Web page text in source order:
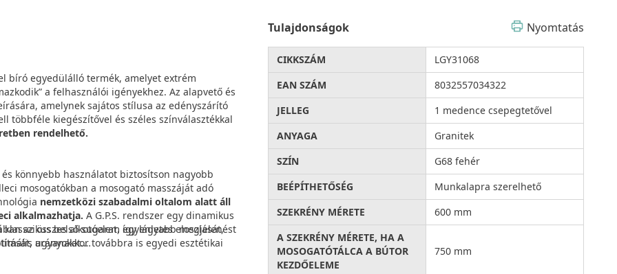
bíró egyedülálló termék, amelyet extrém
a felhasználói igényekhez. Az alapvető és
amelynek sajátos stílusa az edényszárító
többféle kiegészítővel és széles színválasztékkal
rendelhető.
könnyebb használatot biztosítson nagyobb
belső sugarat, így lágyabb megjelenést
ugyanakkor továbbra is egyedi esztétikai
mosogatókban a mosogató masszáját adó
nemzetközi szabadalmi oltalom alatt áll
alkalmazhatja. A G.P.S. rendszer egy dinamikus
az összes alkotóelem egyenletes eloszlását,
arányokat.
Tulajdonságok Nyomtatás
CIKKSZÁM
LGY31068
EAN SZÁM
8032557034322
JELLEG
1 medence csepegtetővel
ANYAGA
Granitek
SZÍN
G68 fehér
BEÉPÍTHETŐSÉG
Munkalapra szerelhető
SZEKRÉNY MÉRETE
600 mm
A SZEKRÉNY MÉRETE, HA A
MOSOGATÓTÁLCA A BÚTOR
KEZDŐELEME
750 mm